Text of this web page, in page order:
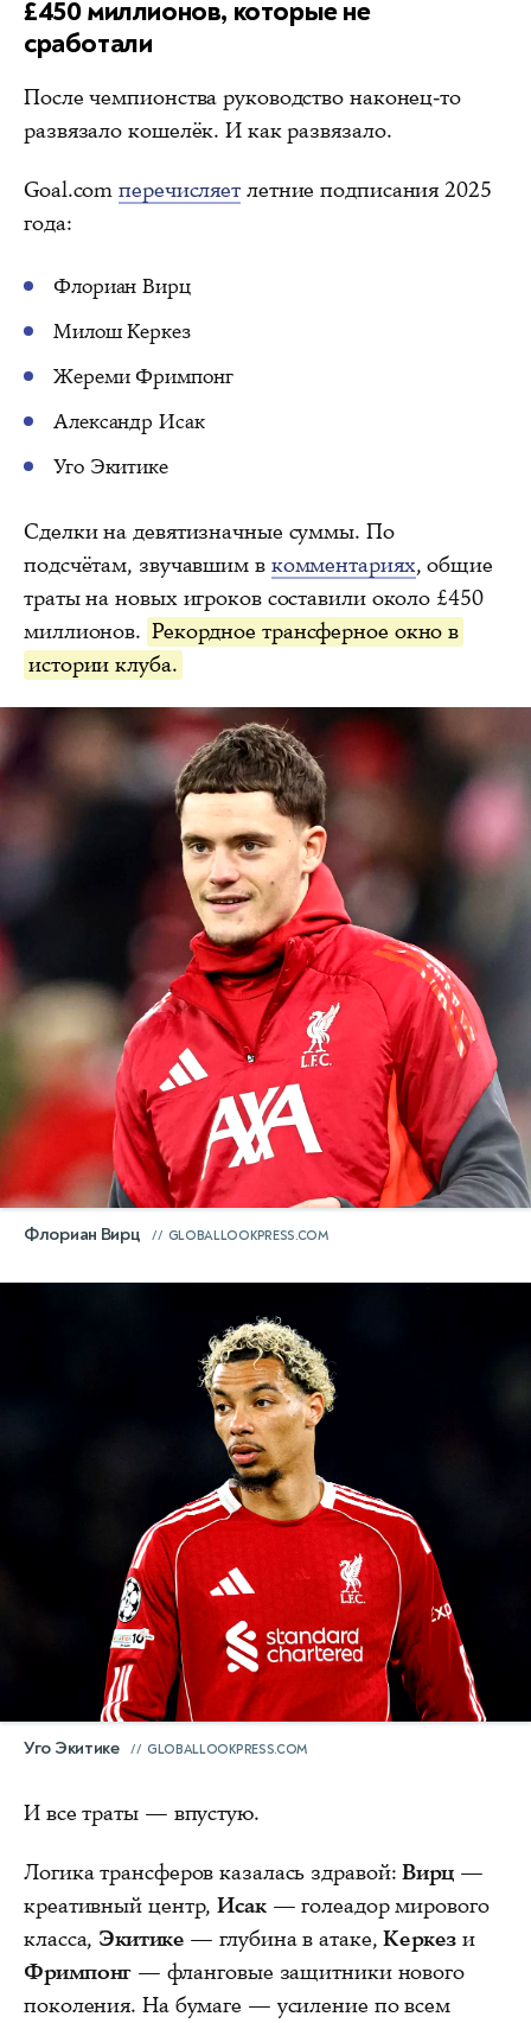
£450 миллионов, которые не
сработали
После чемпионства руководство наконец-то
развязало кошелёк. И как развязало.
Goal.comперечисляет летние подписания 2025
года:
Флориан Вирц
Милош Керкез
Жереми Фримпонг
Александр Исак
Уго Экитике
Сделки на девятизначные суммы. По
подсчётам, звучавшим в комментариях, общие
траты на новых игроков составили около £450
миллионов. Рекордное трансферное окно в
истории клуба.
Флориан Вирц GLOBALLOOKPRESS.COM
Уго Экитике GLOBALLOOKPRESS.COM
И все траты — впустую.
Логика трансферов казалась здравой:Вирц—
креативный центр,Исак— голеадор мирового
класса, Экитике — глубина в атаке,Керкез и
Фримпонг— фланговые защитники нового
поколения. На бумаге — усиление по всем